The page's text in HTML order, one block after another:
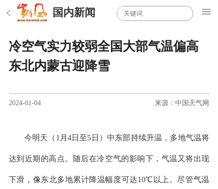
国内新闻
冷空气实力较弱全国大部气温偏高
东北内蒙古迎降雪
2024-01-04 来源：中国天气网
今明天（1月4日至5日）中东部持续升温，多地气温将
达到近期的高点。随后在冷空气的影响下，气温又将出现
下滑，像东北多地累计降温幅度可达10℃以上。尽管气温